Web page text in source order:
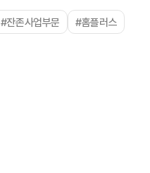
#잔존사업부문 #홈플러스